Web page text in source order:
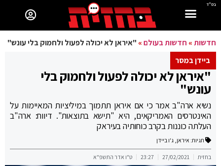
בס"ד
חדשות» חדשות בעולם» "איראן לא יכולה לפעול ולחמוק בלי עונש"
ביידן במסר
"איראן לא יכולה לפעול ולחמוק בלי
עונש"
נשיא ארה"ב אמר כי אם איראן תתמוך במיליציות המאיימות על
האינטרסים האמריקאים, היא "תישא בתוצאות". דיווח: ארה"ב
העלתה כוננות בקרב כוחותיה בעיראק
תגיות: איראן, ג'ו ביידן
בחזית 27/02/2021
23:27 ט"ו אדר התשפ"א